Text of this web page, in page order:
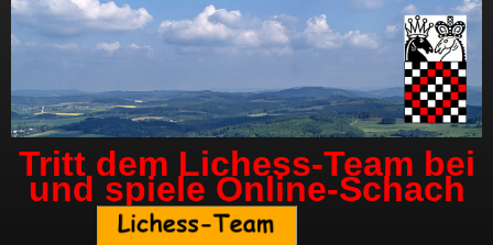
Tritt dem Lichess-Team bei
und spiele Online-Schach